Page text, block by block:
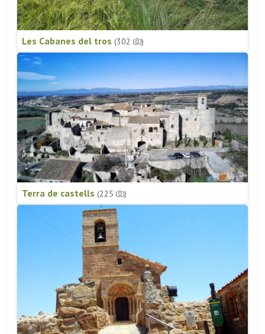
Les Cabanes del tros (302 )
Terra de castells (225 )